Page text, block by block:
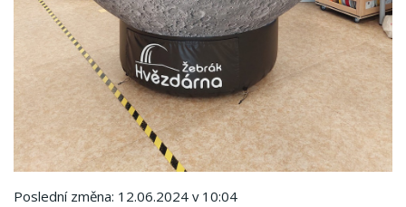
Poslední změna: 12.06.2024 v 10:04